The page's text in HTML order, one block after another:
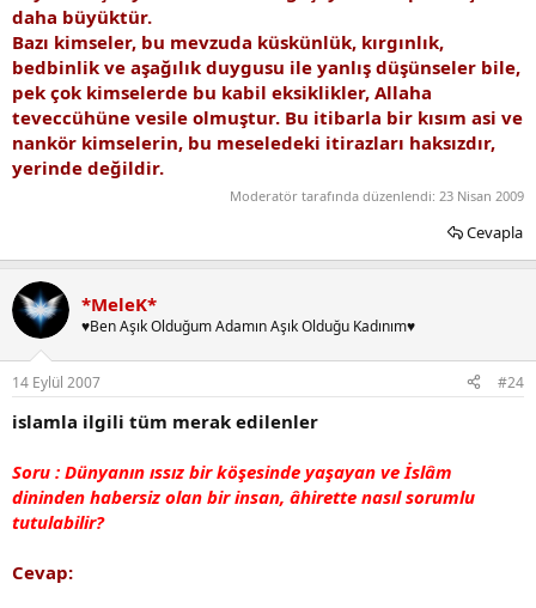
daha büyüktür.
Bazı kimseler, bu mevzuda küskünlük, kırgınlık,
bedbinlik ve aşağılık duygusu ile yanlış düşünseler bile,
pek çok kimselerde bu kabil eksiklikler, Allaha
teveccühüne vesile olmuştur. Bu itibarla bir kısım asi ve
nankör kimselerin, bu meseledeki itirazları haksızdır,
yerinde değildir.
Moderatör tarafında düzenlendi: 23 Nisan 2009
Cevapla
*MeleK*
♥Ben Aşık Olduğum Adamın Aşık Olduğu Kadınım♥
14 Eylül 2007 #24
islamla ilgili tüm merak edilenler
Soru : Dünyanın ıssız bir köşesinde yaşayan ve İslâm
dininden habersiz olan bir insan, âhirette nasıl sorumlu
tutulabilir?
Cevap: